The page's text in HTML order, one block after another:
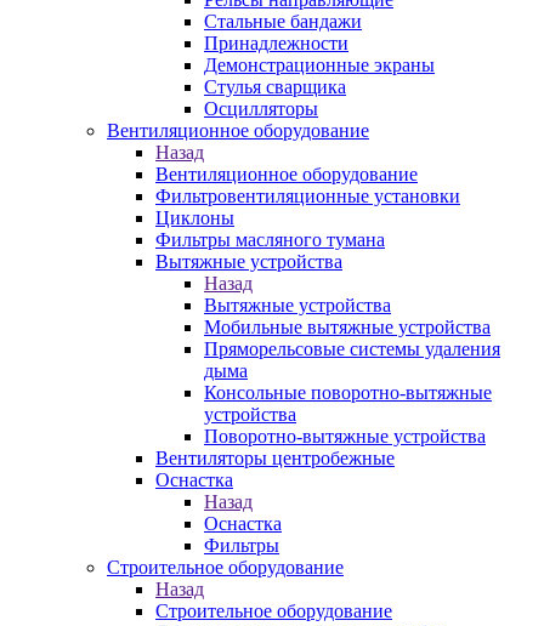
Стальные бандажи
Принадлежности
Демонстрационные экраны
Стулья сварщика
Осцилляторы
Вентиляционное оборудование
Назад
Вентиляционное оборудование
Фильтровентиляционные установки
Циклоны
Фильтры масляного тумана
Вытяжные устройства
Назад
Вытяжные устройства
Мобильные вытяжные устройства
Пряморельсовые системы удаления
дыма
Консольные поворотно-вытяжные
устройства
Поворотно-вытяжные устройства
Вентиляторы центробежные
Оснастка
Назад
Оснастка
Фильтры
Строительное оборудование
Назад
Строительное оборудование